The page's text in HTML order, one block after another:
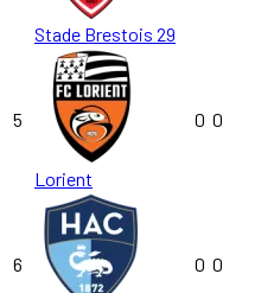
Stade Brestois 29
5
Lorient
0 0
6 0 0